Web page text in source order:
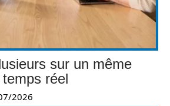
sur un même
réel
2026